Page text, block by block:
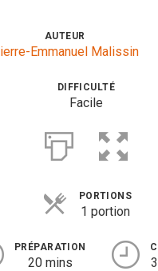
Diabete
crustacés
AUTEUR
Emmanuel Malissin
DIFFICULTÉ
Facile
PORTIONS
1 portion
PRÉPARATION
20 mins